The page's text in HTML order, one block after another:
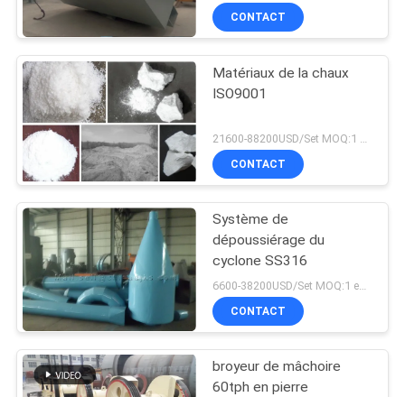
CONTACT
Matériaux de la chaux
ISO9001
21600-88200USD/Set MOQ:1 ensemble
CONTACT
Système de
dépoussiérage du
cyclone SS316
CONTACT
broyeur de mâchoire
60tph en pierre